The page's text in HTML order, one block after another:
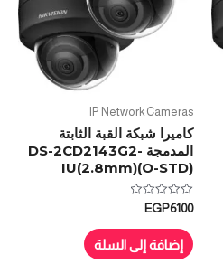
IP Network Cameras
كاميرا شبكة القبة الثابتة
المدمجة DS-2CD2143G2-
IU(2.8mm)(O-STD)
تم
من
5
EGP6100
إضافة إلى السلة